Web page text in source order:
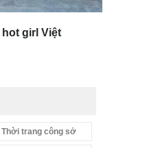
girl Việt
Thời trang công sở